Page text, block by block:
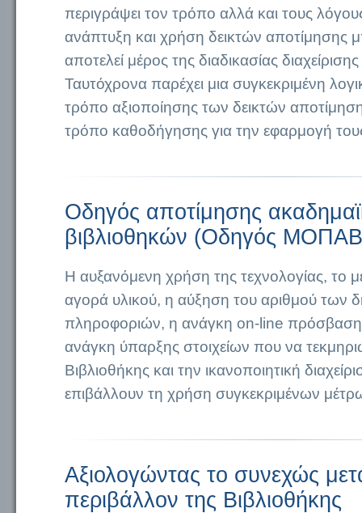
περιγράψει τον τρόπο αλλά και τους
ανάπτυξη και χρήση δεικτών αποτίμησης
αποτελεί μέρος της διαδικασίας
Ταυτόχρονα παρέχει μια συγκεκριμένη
τρόπο αξιοποίησης των δεικτών
τρόπο καθοδήγησης για την εφαρμογή
Οδηγός αποτίμησης
βιβλιοθηκών (Οδηγός
Η αυξανόμενη χρήση της τεχνολογίας, το
αγορά υλικού, η αύξηση του αριθμού των
πληροφοριών, η ανάγκη on-line
ανάγκη ύπαρξης στοιχείων που να
Βιβλιοθήκης και την ικανοποιητική
επιβάλλουν τη χρήση συγκεκριμένων
Αξιολογώντας το συνεχώς
περιβάλλον της Βιβλιοθήκης